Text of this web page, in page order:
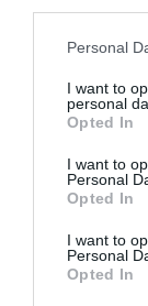
Please note
not limited to
grant or deny
use your data
consent section.
Personal
I want to
personal
Opted In
I want to
Personal
Opted In
I want to
Personal
Opted In